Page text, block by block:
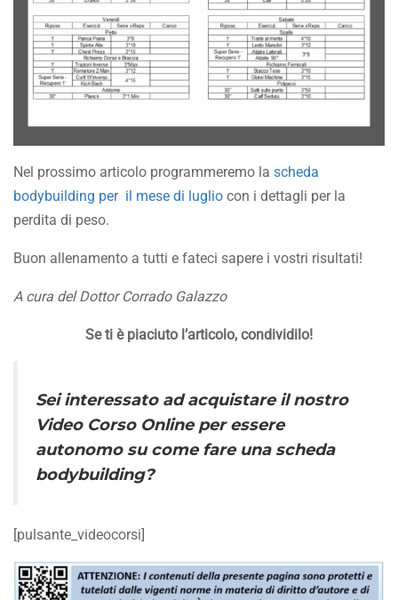
Nel prossimo articolo programmeremo la scheda
bodybuilding per il mese di luglio con i dettagli per la
perdita di peso.
Buon allenamento a tutti e fateci sapere i vostri risultati!
A cura del Dottor Corrado Galazzo
Se ti è piaciuto l’articolo, condividilo!
Sei interessato ad acquistare il nostro
Video Corso Online per essere
autonomo su come fare una scheda
bodybuilding?
[pulsante_videocorsi]